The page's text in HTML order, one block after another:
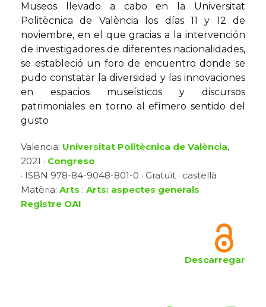
Museos llevado a cabo en la Universitat
Politècnica de València los días 11 y 12 de
noviembre, en el que gracias a la intervención
de investigadores de diferentes nacionalidades,
se estableció un foro de encuentro donde se
pudo constatar la diversidad y las innovaciones
en espacios museísticos y discursos
patrimoniales en torno al efímero sentido del
gusto
Valencia: Universitat Politècnica de València,
2021 · Congreso
· ISBN 978-84-9048-801-0 · Gratuït · castellà
Matèria: Arts : Arts: aspectes generals
Registre OAI
Descarregar